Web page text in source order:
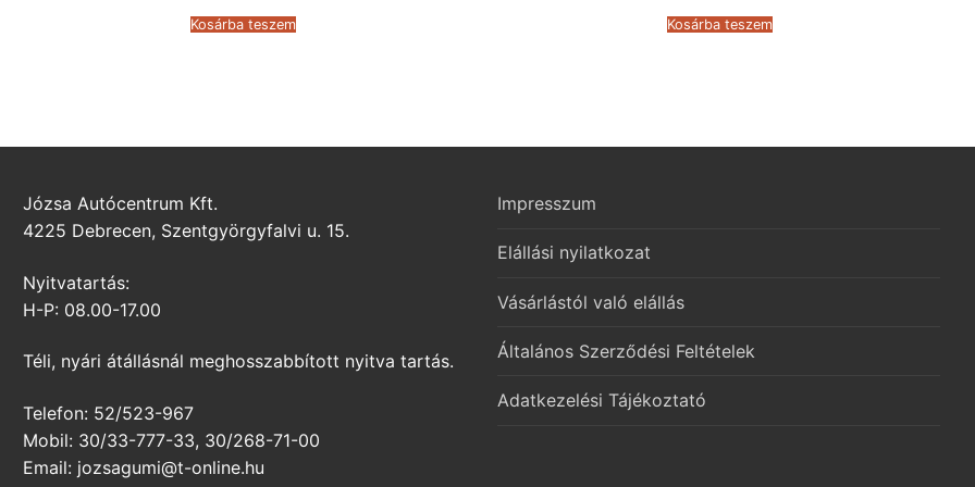
45.809 Ft.
Kosárba teszem
205.562 Ft.
Kosárba teszem
Józsa Autócentrum Kft.
4225 Debrecen, Szentgyörgyfalvi u. 15.
Nyitvatartás:
H-P: 08.00-17.00
Téli, nyári átállásnál meghosszabbított nyitva tartás.
Telefon: 52/523-967
Mobil: 30/33-777-33, 30/268-71-00
Email: jozsagumi@t-online.hu
Impresszum
Elállási nyilatkozat
Vásárlástól való elállás
Általános Szerződési Feltételek
Adatkezelési Tájékoztató